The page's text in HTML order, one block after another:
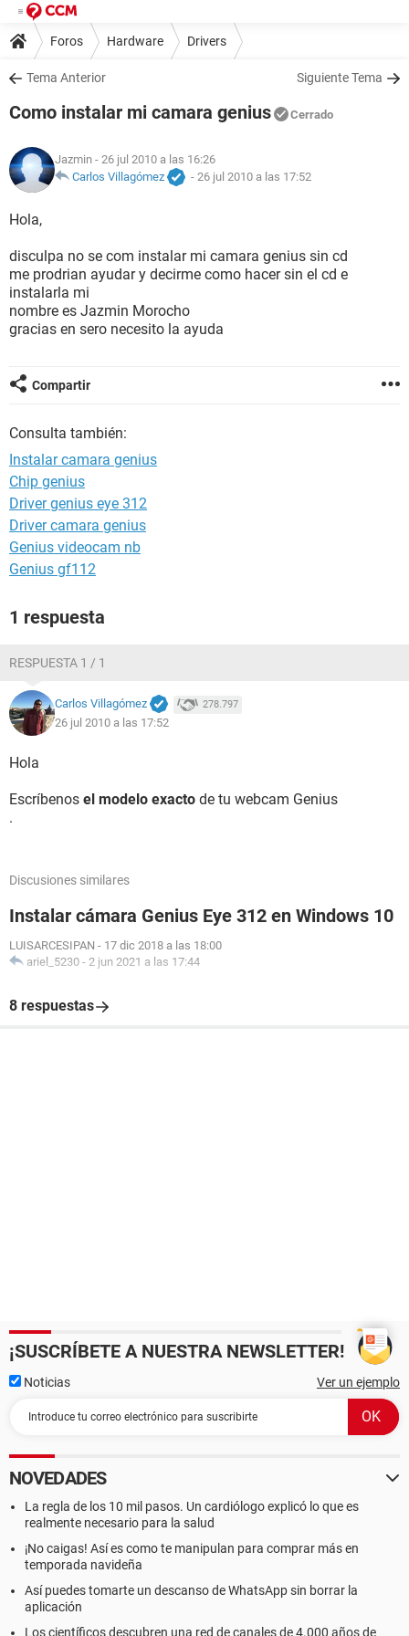
Foros Hardware Drivers
Tema Anterior Siguiente Tema
Como instalar mi camara genius Cerrado
Jazmin - 26 jul 2010 a las 16:26
Carlos Villagómez
- 26 jul 2010 a las 17:52
Hola,
disculpa no se com instalar mi camara genius sin cd
me prodrian ayudar y decirme como hacer sin el cd e
instalarla mi
nombre es Jazmin Morocho
gracias en sero necesito la ayuda
Compartir
Consulta también:
Instalar camara genius
Chip genius
Driver genius eye 312
Driver camara genius
Genius videocam nb
Genius gf112
1 respuesta
RESPUESTA 1 / 1
Carlos Villagómez 278.797
26 jul 2010 a las 17:52
Hola
Escríbenos el modelo exacto de tu webcam Genius
.
Discusiones similares
Instalar cámara Genius Eye 312 en Windows 10
LUISARCESIPAN - 17 dic 2018 a las 18:00
ariel_5230 - 2 jun 2021 a las 17:44
8 respuestas
¡SUSCRÍBETE A NUESTRA NEWSLETTER!
Noticias Ver un ejemplo
NOVEDADES
La regla de los 10 mil pasos. Un cardiólogo explicó lo que es
realmente necesario para la salud
¡No caigas! Así es como te manipulan para comprar más en
temporada navideña
Así puedes tomarte un descanso de WhatsApp sin borrar la
aplicación
Los científicos descubren una red de canales de 4.000 años de